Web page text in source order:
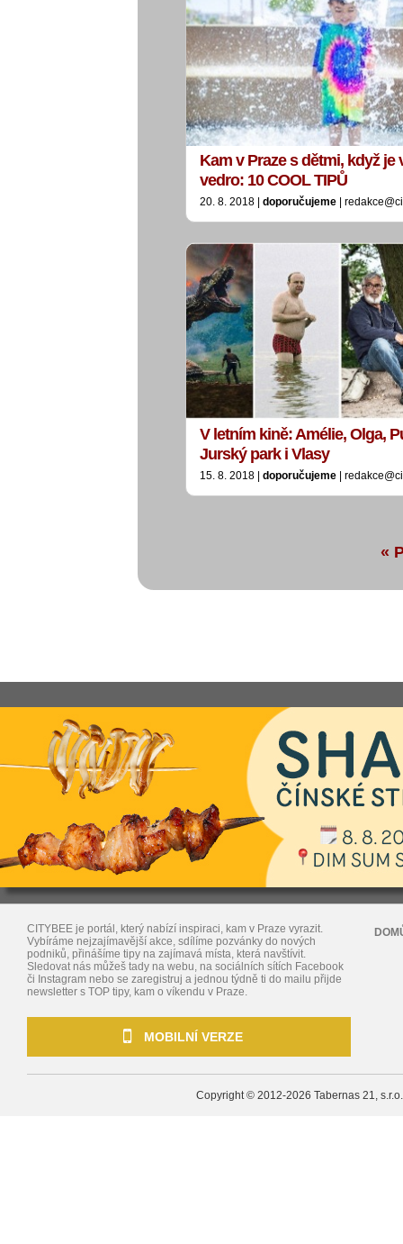
Kam v Praze s dětmi, když je
vedro: 10 COOL TIPŮ
20. 8. 2018 | doporučujeme |
V letním kině: Amélie, Olga,
Jurský park i Vlasy
15. 8. 2018 | doporučujeme |
«
CITYBEE je portál, který nabízí inspiraci, kam v Praze vyrazit.
Vybíráme nejzajímavější akce, sdílíme pozvánky do nových
podniků, přinášíme tipy na zajímavá místa, která navštívit.
Sledovat nás můžeš tady na webu, na sociálních sítích Facebook
či Instagram nebo se zaregistruj a jednou týdně ti do mailu přijde
newsletter s TOP tipy, kam o víkendu v Praze.
MOBILNÍ VERZE
Copyright © 2012-2026 Tabernas 21, s.r.o.